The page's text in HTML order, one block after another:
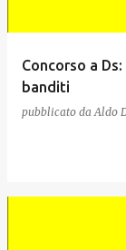
Concorso a
banditi
pubblicato da Aldo